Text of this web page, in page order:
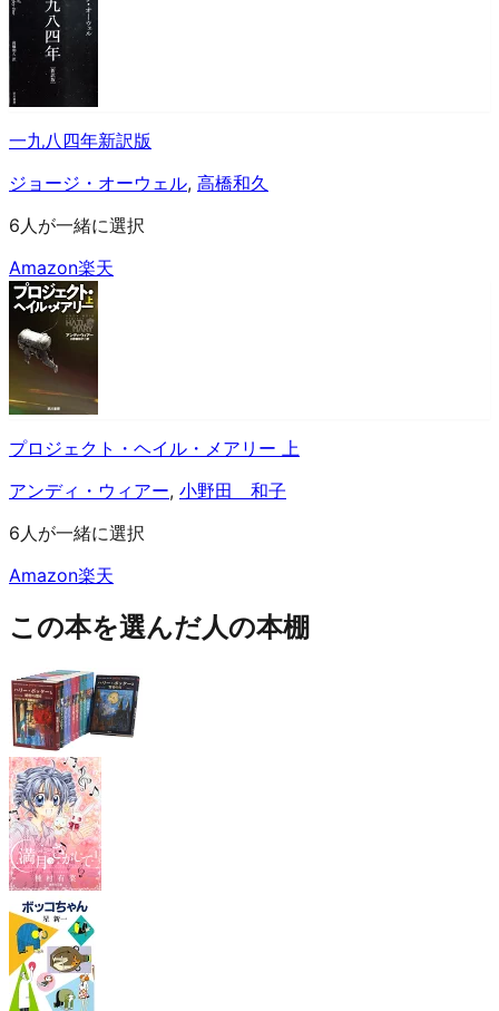
一九八四年新訳版
ジョージ・オーウェル, 高橋和久
6人が一緒に選択
Amazon楽天
プロジェクト・ヘイル・メアリー 上
アンディ・ウィアー, 小野田 和子
6人が一緒に選択
Amazon楽天
この本を選んだ人の本棚